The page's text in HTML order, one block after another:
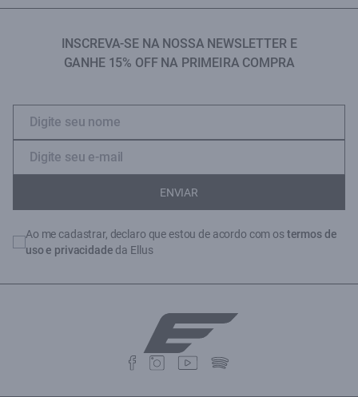
INSCREVA-SE NA NOSSA NEWSLETTER E
GANHE 15% OFF NA PRIMEIRA COMPRA
ENVIAR
Ao me cadastrar, declaro que estou de acordo com ostermos de
uso e privacidade da Ellus